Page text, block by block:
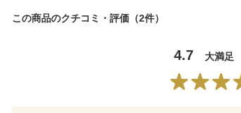
この商品のクチコミ・評価（2件）
4.7 大満足